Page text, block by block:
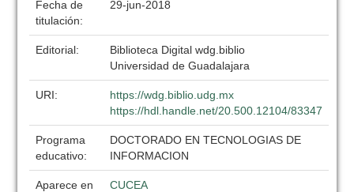
Fecha de
titulación:
29-jun-2018
Editorial:
Biblioteca Digital wdg.biblio
Universidad de Guadalajara
URI:
https://wdg.biblio.udg.mx
https://hdl.handle.net/20.500.12104/83347
Programa
educativo:
DOCTORADO EN TECNOLOGIAS DE
INFORMACION
Aparece en
CUCEA